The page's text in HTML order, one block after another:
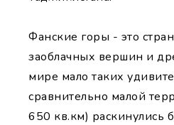
Фанские горы - это
заоблачных вершин и
мире мало таких
сравнительно малой
650 кв.км) раскинулись